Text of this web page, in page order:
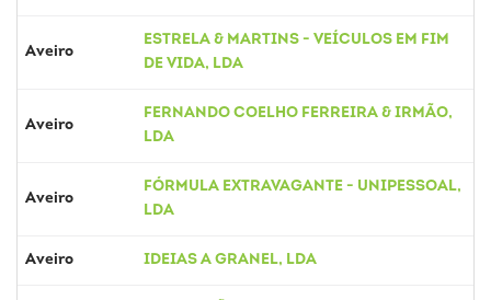
Aveiro
ESTRELA & MARTINS - VEÍCULOS EM FIM
DE VIDA, LDA
Aveiro
FERNANDO COELHO FERREIRA & IRMÃO,
LDA
Aveiro
FÓRMULA EXTRAVAGANTE - UNIPESSOAL,
LDA
Aveiro IDEIAS A GRANEL, LDA